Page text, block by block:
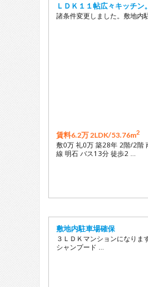
ＬＤＫ１１帖広々キッチン
諸条件変更しました。敷地内
賃料6.2万 2LDK/53.76m2
敷0万 礼0万 築28年 2階/2階
線 明石 バス13分 徒歩2 …
敷地内駐車場確保
３ＬＤＫマンションになりま
シャンプード …